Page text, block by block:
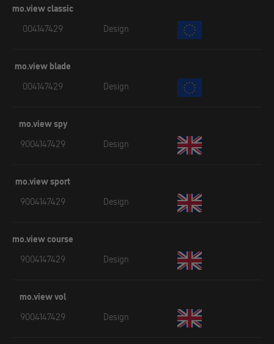
mo.view classic
004147429
Design
mo.view blade
004147429
Design
mo.view spy
9004147429
Design
mo.view sport
9004147429
Design
mo.view course
9004147429
Design
mo.view vol
9004147429
Design